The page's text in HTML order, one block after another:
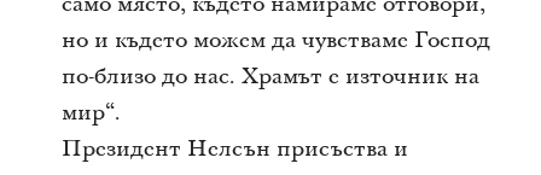
но и където можем да чувстваме Господ
по-близо до нас. Храмът е източник на
мир“.
Президент Нелсън присъства и